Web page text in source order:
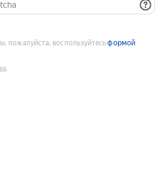
пожалуйста, воспользуйтесьформой